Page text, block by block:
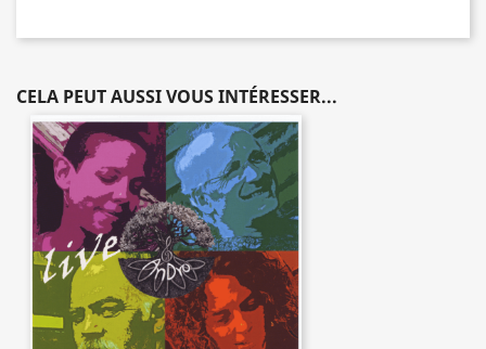
CELA PEUT AUSSI VOUS INTÉRESSER...